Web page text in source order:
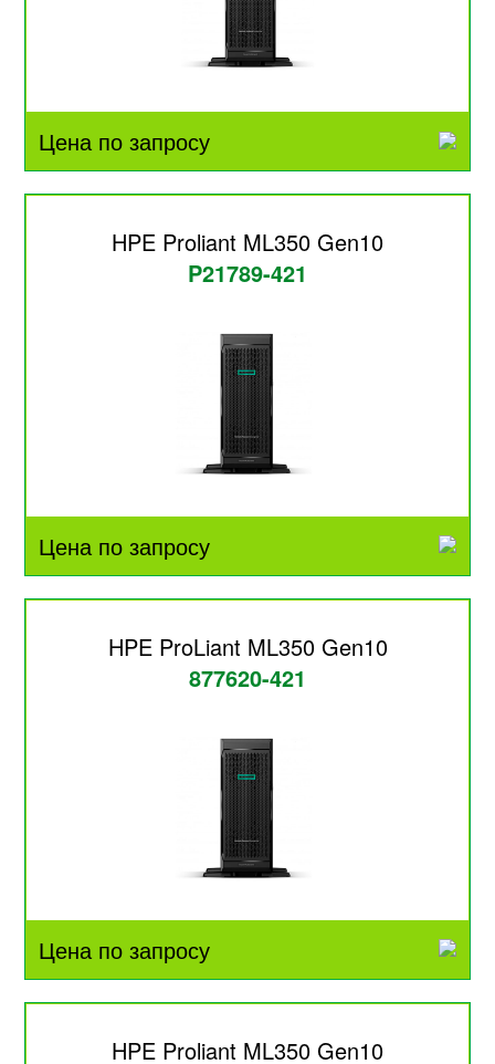
Цена по запросу
HPE Proliant ML350 Gen10
P21789-421
Цена по запросу
HPE ProLiant ML350 Gen10
877620-421
Цена по запросу
HPE Proliant ML350 Gen10